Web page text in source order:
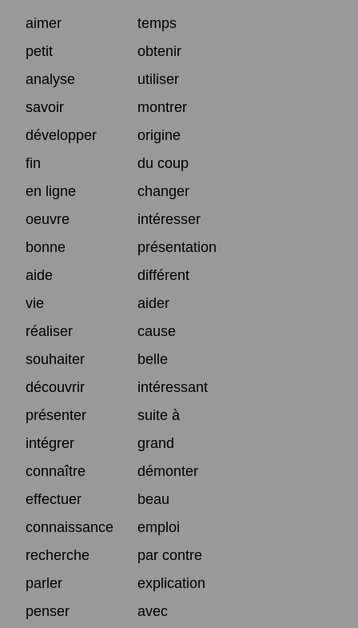
aimer
temps
petit
obtenir
analyse
utiliser
savoir
montrer
développer
origine
fin
du coup
en ligne
changer
oeuvre
intéresser
bonne
présentation
aide
différent
vie
aider
réaliser
cause
souhaiter
belle
découvrir
intéressant
présenter
suite à
intégrer
grand
connaître
démonter
effectuer
beau
connaissance
emploi
recherche
par contre
parler
explication
penser
avec